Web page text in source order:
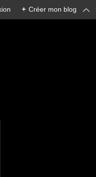
+ Créer mon blog